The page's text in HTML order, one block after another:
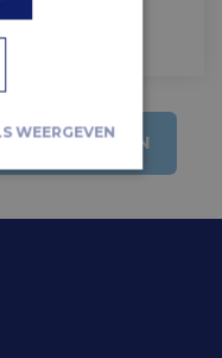
BELLEN
WEERGEVEN
de